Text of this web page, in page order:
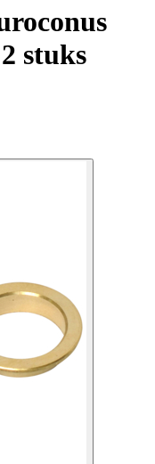
stuks